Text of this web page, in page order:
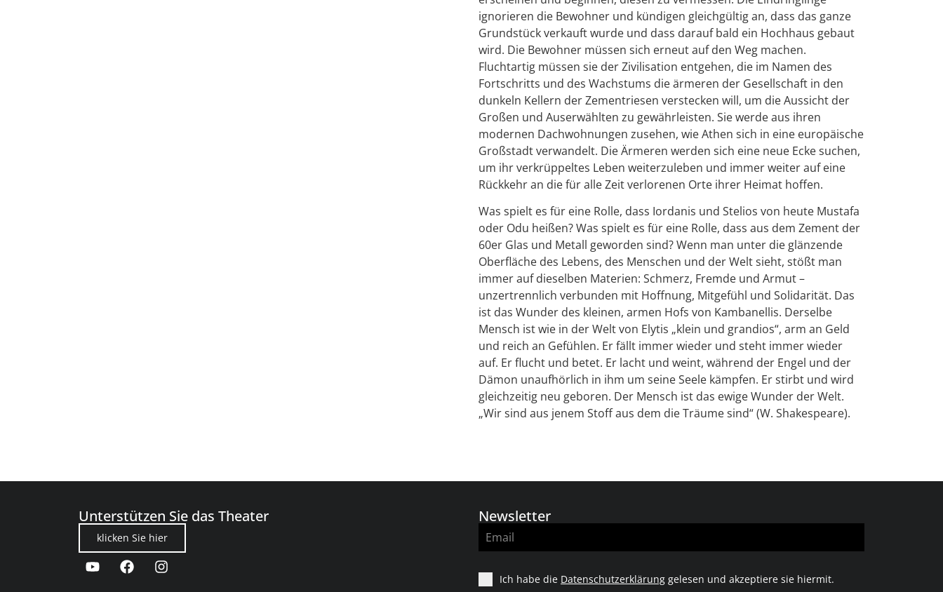
ignorieren die Bewohner und kündigen gleichgültig an, dass das ganze
Grundstück verkauft wurde und dass darauf bald ein Hochhaus gebaut
wird. Die Bewohner müssen sich erneut auf den Weg machen.
Fluchtartig müssen sie der Zivilisation entgehen, die im Namen des
Fortschritts und des Wachstums die ärmeren der Gesellschaft in den
dunkeln Kellern der Zementriesen verstecken will, um die Aussicht der
Großen und Auserwählten zu gewährleisten. Sie werde aus ihren
modernen Dachwohnungen zusehen, wie Athen sich in eine europäische
Großstadt verwandelt. Die Ärmeren werden sich eine neue Ecke suchen,
um ihr verkrüppeltes Leben weiterzuleben und immer weiter auf eine
Rückkehr an die für alle Zeit verlorenen Orte ihrer Heimat hoffen.
Was spielt es für eine Rolle, dass Iordanis und Stelios von heute Mustafa
oder Odu heißen? Was spielt es für eine Rolle, dass aus dem Zement der
60er Glas und Metall geworden sind? Wenn man unter die glänzende
Oberfläche des Lebens, des Menschen und der Welt sieht, stößt man
immer auf dieselben Materien: Schmerz, Fremde und Armut –
unzertrennlich verbunden mit Hoffnung, Mitgefühl und Solidarität. Das
ist das Wunder des kleinen, armen Hofs von Kambanellis. Derselbe
Mensch ist wie in der Welt von Elytis „klein und grandios“, arm an Geld
und reich an Gefühlen. Er fällt immer wieder und steht immer wieder
auf. Er flucht und betet. Er lacht und weint, während der Engel und der
Dämon unaufhörlich in ihm um seine Seele kämpfen. Er stirbt und wird
gleichzeitig neu geboren. Der Mensch ist das ewige Wunder der Welt.
„Wir sind aus jenem Stoff aus dem die Träume sind“ (W. Shakespeare).
Unterstützen Sie das Theater
klicken Sie hier
Newsletter
Ich habe die Datenschutzerklärung gelesen und akzeptiere sie hiermit.